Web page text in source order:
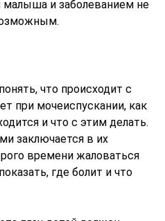
и заболеванием не
что происходит с
при мочеиспускании, как
и что с этим делать.
заключается в их
времени жаловаться
где болит и что